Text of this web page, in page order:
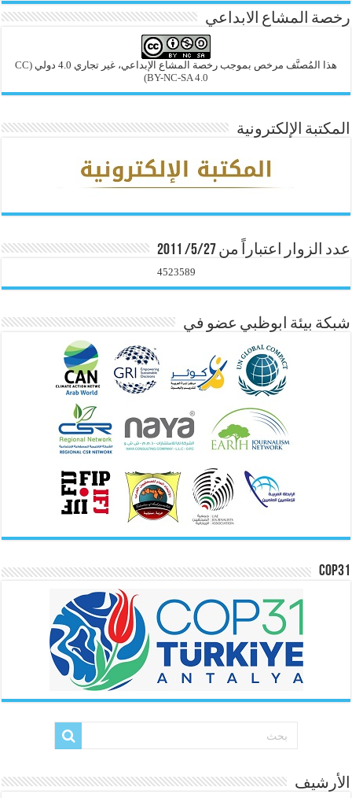
رخصة المشاع الابداعي
هذا المُصنَّف مرخص بموجب رخصة المشاع الإبداعي، غير تجاري 4.0 دولي
(CC
BY-NC-SA 4.0)
المكتبة الإلكترونية
عدد الزوار اعتباراً من 5/27/ 2011
4523589
شبكة بيئة ابوظبي عضو في
COP31
الأرشيف